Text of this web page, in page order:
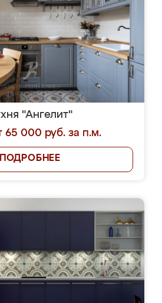
"Ангелит"
65 000 руб. за п.м.
ПОДРОБНЕЕ